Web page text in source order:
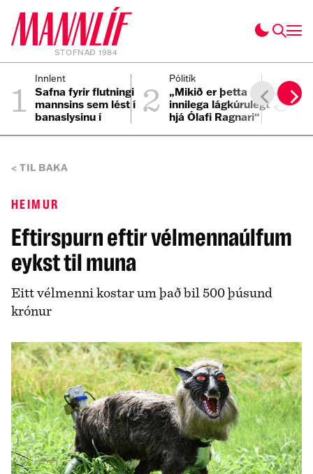
STOFNAÐ 1984
1 Innlent
Safna fyrir flutningi
mannsins sem lést í
banaslysinu í
2 Pólitík
„Mikið er þetta
innilega lágkúrulegt
hjá Ólafi Ragnari“
3
TIL BAKA
HEIMUR
Eftirspurn eftir vélmennaúlfum
eykst til muna
Eitt vélmenni kostar um það bil 500 þúsund
krónur